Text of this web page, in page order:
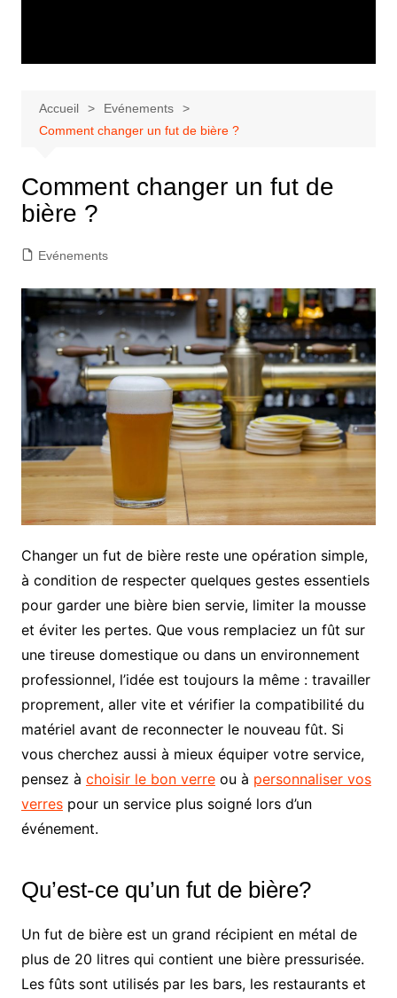
Accueil
Evénements
Comment changer un fut de bière ?
Comment changer un fut de
bière ?
Evénements
Changer un fut de bière reste une opération simple,
à condition de respecter quelques gestes essentiels
pour garder une bière bien servie, limiter la mousse
et éviter les pertes. Que vous remplaciez un fût sur
une tireuse domestique ou dans un environnement
professionnel, l’idée est toujours la même : travailler
proprement, aller vite et vérifier la compatibilité du
matériel avant de reconnecter le nouveau fût. Si
vous cherchez aussi à mieux équiper votre service,
pensez à choisir le bon verreou à personnaliser vos
verrespour un service plus soigné lors d’un
événement.
Qu’est-ce qu’un fut de bière?
Un fut de bière est un grand récipient en métal de
plus de 20 litres qui contient une bière pressurisée.
Les fûts sont utilisés par les bars, les restaurants et